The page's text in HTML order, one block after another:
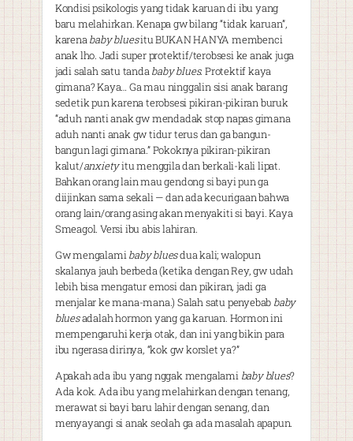
Kondisi psikologis yang tidak karuan di ibu yang
baru melahirkan. Kenapa gw bilang “tidak karuan”,
karenababy bluesitu BUKAN HANYA membenci
anak lho. Jadi super protektif/terobsesi ke anak juga
jadi salah satu tandababy blues. Protektif kaya
gimana? Kaya… Ga mau ninggalin sisi anak barang
sedetik pun karena terobsesi pikiran-pikiran buruk
“aduh nanti anak gw mendadak stop napas gimana
aduh nanti anak gw tidur terus dan ga bangun-
bangun lagi gimana.” Pokoknya pikiran-pikiran
kalut/anxietyitu menggila dan berkali-kali lipat.
Bahkan orang lain mau gendong si bayi pun ga
diijinkan sama sekali — dan ada kecurigaan bahwa
orang lain/orang asing akan menyakiti si bayi. Kaya
Smeagol. Versi ibu abis lahiran.
Gw mengalamibaby bluesdua kali; walopun
skalanya jauh berbeda (ketika dengan Rey, gw udah
lebih bisa mengatur emosi dan pikiran, jadi ga
menjalar ke mana-mana.) Salah satu penyebab baby
bluesadalah hormon yang ga karuan. Hormon ini
mempengaruhi kerja otak, dan ini yang bikin para
ibu ngerasa dirinya, “kok gw korslet ya?”
Apakah ada ibu yang nggak mengalami baby blues?
Ada kok. Ada ibu yang melahirkan dengan tenang,
merawat si bayi baru lahir dengan senang, dan
menyayangi si anak seolah ga ada masalah apapun.